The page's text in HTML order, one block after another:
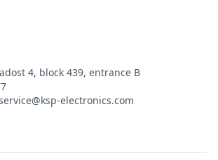
4, block 439, entrance B
electronics.com